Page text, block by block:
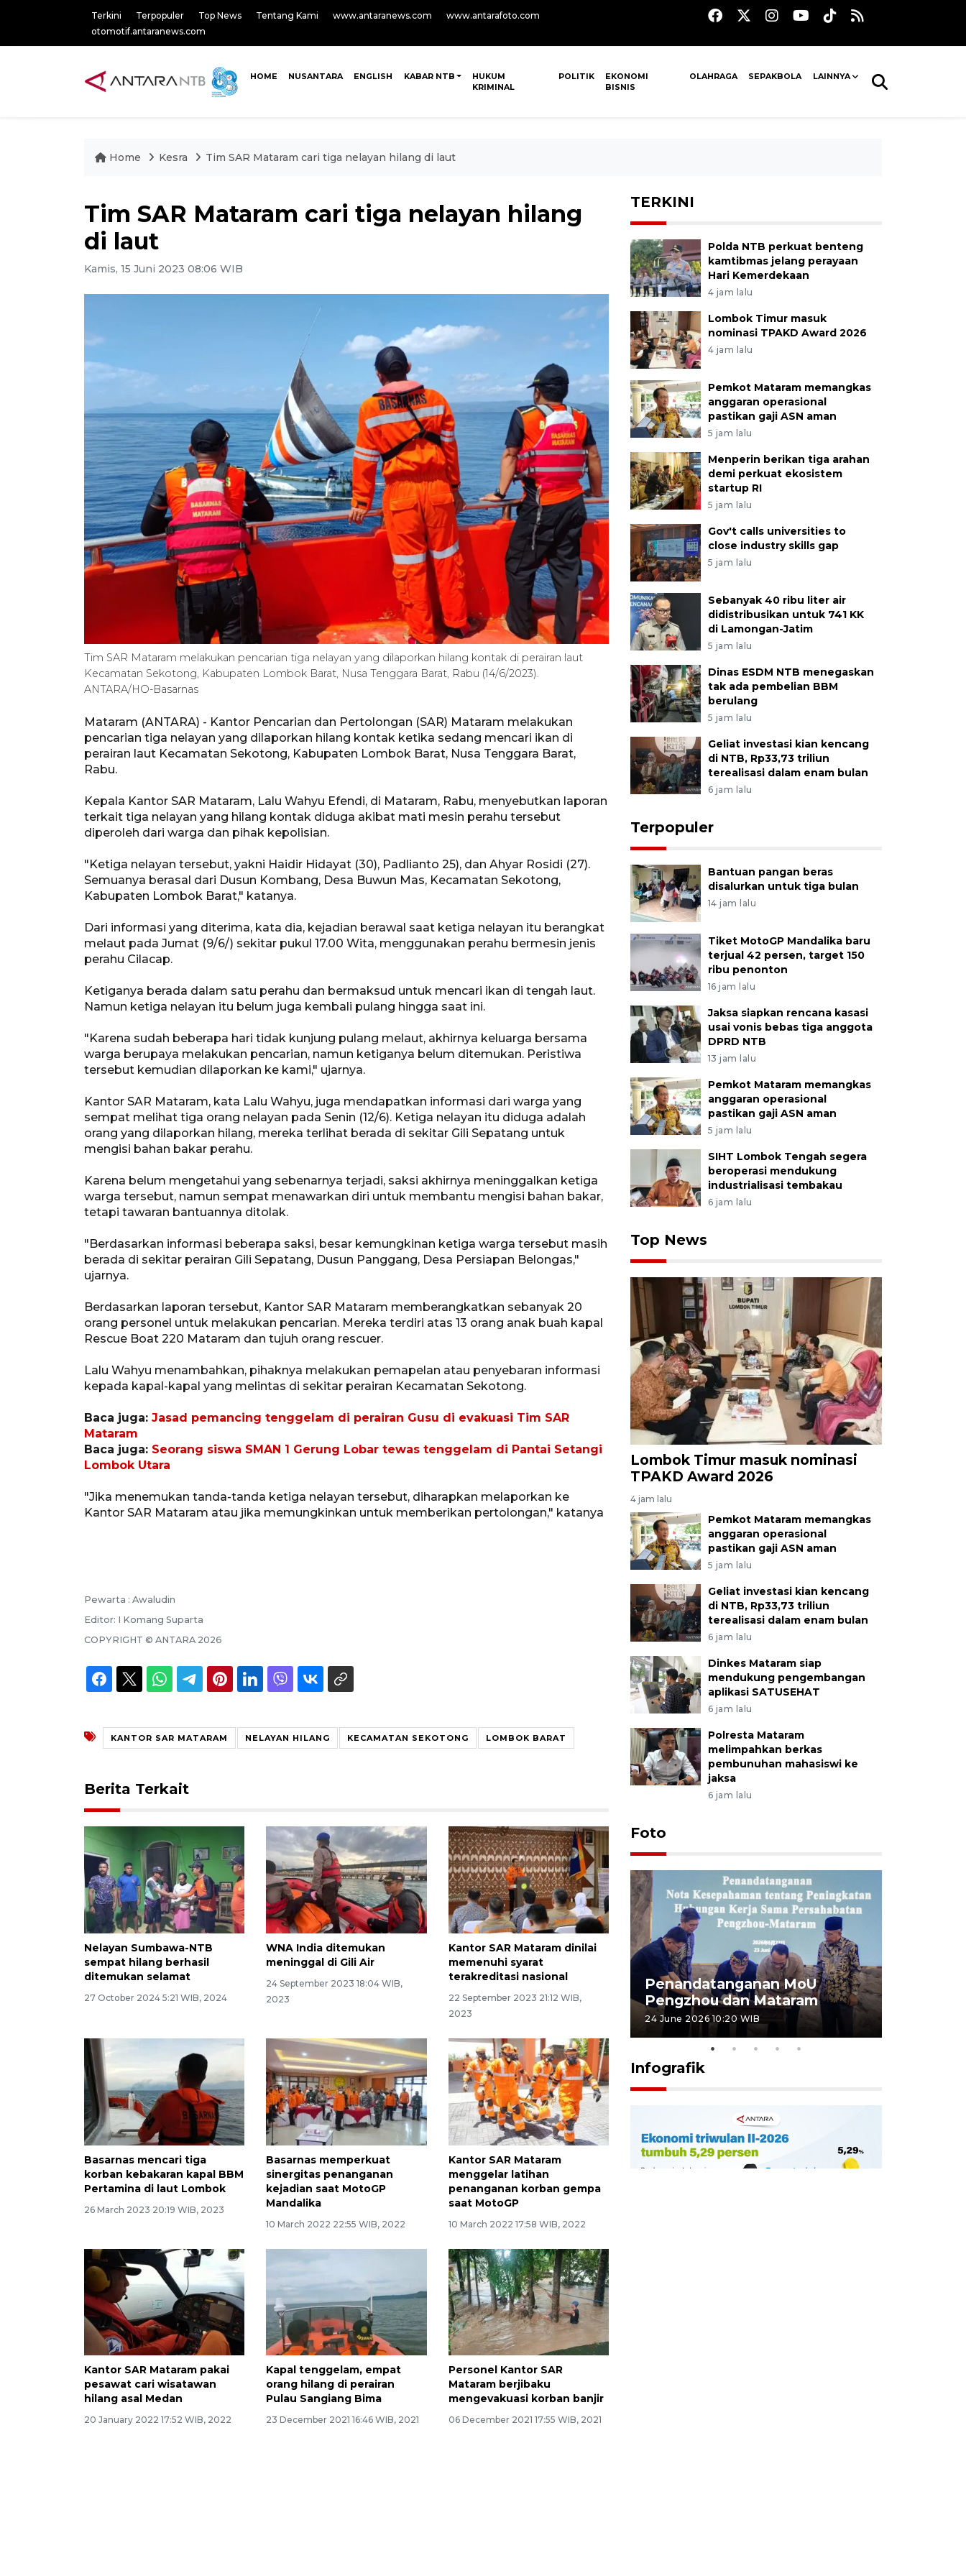
Terkini Terpopuler Top News Tentang Kami www.antaranews.com
www.antarafoto.com
otomotif.antaranews.com
HOME NUSANTARA ENGLISH KABAR NTB
HUKUM
KRIMINAL
POLITIK
EKONOMI
BISNIS
OLAHRAGA SEPAKBOLA LAINNYA
Home Kesra Tim SAR Mataram cari tiga nelayan hilang di laut
Tim SAR Mataram cari tiga nelayan hilang
di laut
Kamis, 15 Juni 2023 08:06 WIB
Tim SAR Mataram melakukan pencarian tiga nelayan yang dilaporkan hilang kontak di perairan laut
Kecamatan Sekotong, Kabupaten Lombok Barat, Nusa Tenggara Barat, Rabu (14/6/2023).
ANTARA/HO-Basarnas
Mataram (ANTARA) - Kantor Pencarian dan Pertolongan (SAR) Mataram melakukan
pencarian tiga nelayan yang dilaporkan hilang kontak ketika sedang mencari ikan di
perairan laut Kecamatan Sekotong, Kabupaten Lombok Barat, Nusa Tenggara Barat,
Rabu.
Kepala Kantor SAR Mataram, Lalu Wahyu Efendi, di Mataram, Rabu, menyebutkan laporan
terkait tiga nelayan yang hilang kontak diduga akibat mati mesin perahu tersebut
diperoleh dari warga dan pihak kepolisian.
"Ketiga nelayan tersebut, yakni Haidir Hidayat (30), Padlianto 25), dan Ahyar Rosidi (27).
Semuanya berasal dari Dusun Kombang, Desa Buwun Mas, Kecamatan Sekotong,
Kabupaten Lombok Barat," katanya.
Dari informasi yang diterima, kata dia, kejadian berawal saat ketiga nelayan itu berangkat
melaut pada Jumat (9/6/) sekitar pukul 17.00 Wita, menggunakan perahu bermesin jenis
perahu Cilacap.
Ketiganya berada dalam satu perahu dan bermaksud untuk mencari ikan di tengah laut.
Namun ketiga nelayan itu belum juga kembali pulang hingga saat ini.
"Karena sudah beberapa hari tidak kunjung pulang melaut, akhirnya keluarga bersama
warga berupaya melakukan pencarian, namun ketiganya belum ditemukan. Peristiwa
tersebut kemudian dilaporkan ke kami," ujarnya.
Kantor SAR Mataram, kata Lalu Wahyu, juga mendapatkan informasi dari warga yang
sempat melihat tiga orang nelayan pada Senin (12/6). Ketiga nelayan itu diduga adalah
orang yang dilaporkan hilang, mereka terlihat berada di sekitar Gili Sepatang untuk
mengisi bahan bakar perahu.
Karena belum mengetahui yang sebenarnya terjadi, saksi akhirnya meninggalkan ketiga
warga tersebut, namun sempat menawarkan diri untuk membantu mengisi bahan bakar,
tetapi tawaran bantuannya ditolak.
"Berdasarkan informasi beberapa saksi, besar kemungkinan ketiga warga tersebut masih
berada di sekitar perairan Gili Sepatang, Dusun Panggang, Desa Persiapan Belongas,"
ujarnya.
Berdasarkan laporan tersebut, Kantor SAR Mataram memberangkatkan sebanyak 20
orang personel untuk melakukan pencarian. Mereka terdiri atas 13 orang anak buah kapal
Rescue Boat 220 Mataram dan tujuh orang rescuer.
Lalu Wahyu menambahkan, pihaknya melakukan pemapelan atau penyebaran informasi
kepada kapal-kapal yang melintas di sekitar perairan Kecamatan Sekotong.
Baca juga: Jasad pemancing tenggelam di perairan Gusu di evakuasi Tim SAR
Mataram
Baca juga: Seorang siswa SMAN 1 Gerung Lobar tewas tenggelam di Pantai Setangi
Lombok Utara
"Jika menemukan tanda-tanda ketiga nelayan tersebut, diharapkan melaporkan ke
Kantor SAR Mataram atau jika memungkinkan untuk memberikan pertolongan," katanya
Pewarta : Awaludin
Editor: I Komang Suparta
COPYRIGHT © ANTARA 2026
KANTOR SAR MATARAM NELAYAN HILANG KECAMATAN SEKOTONG LOMBOK BARAT
Berita Terkait
Nelayan Sumbawa-NTB
sempat hilang berhasil
ditemukan selamat
27 October 2024 5:21 WIB, 2024
WNA India ditemukan
meninggal di Gili Air
24 September 2023 18:04 WIB,
2023
Kantor SAR Mataram dinilai
memenuhi syarat
terakreditasi nasional
22 September 2023 21:12 WIB,
2023
Basarnas mencari tiga
korban kebakaran kapal BBM
Pertamina di laut Lombok
26 March 2023 20:19 WIB, 2023
Basarnas memperkuat
sinergitas penanganan
kejadian saat MotoGP
Mandalika
10 March 2022 22:55 WIB, 2022
Kantor SAR Mataram
menggelar latihan
penanganan korban gempa
saat MotoGP
10 March 2022 17:58 WIB, 2022
Kantor SAR Mataram pakai
pesawat cari wisatawan
hilang asal Medan
20 January 2022 17:52 WIB, 2022
Kapal tenggelam, empat
orang hilang di perairan
Pulau Sangiang Bima
23 December 2021 16:46 WIB, 2021
Personel Kantor SAR
Mataram berjibaku
mengevakuasi korban banjir
06 December 2021 17:55 WIB, 2021
TERKINI
Polda NTB perkuat benteng
kamtibmas jelang perayaan
Hari Kemerdekaan
4 jam lalu
Lombok Timur masuk
nominasi TPAKD Award 2026
4 jam lalu
Pemkot Mataram memangkas
anggaran operasional
pastikan gaji ASN aman
5 jam lalu
Menperin berikan tiga arahan
demi perkuat ekosistem
startup RI
5 jam lalu
Gov't calls universities to
close industry skills gap
5 jam lalu
Sebanyak 40 ribu liter air
didistribusikan untuk 741 KK
di Lamongan-Jatim
5 jam lalu
Dinas ESDM NTB menegaskan
tak ada pembelian BBM
berulang
5 jam lalu
Geliat investasi kian kencang
di NTB, Rp33,73 triliun
terealisasi dalam enam bulan
6 jam lalu
Terpopuler
Bantuan pangan beras
disalurkan untuk tiga bulan
14 jam lalu
Tiket MotoGP Mandalika baru
terjual 42 persen, target 150
ribu penonton
16 jam lalu
Jaksa siapkan rencana kasasi
usai vonis bebas tiga anggota
DPRD NTB
13 jam lalu
Pemkot Mataram memangkas
anggaran operasional
pastikan gaji ASN aman
5 jam lalu
SIHT Lombok Tengah segera
beroperasi mendukung
industrialisasi tembakau
6 jam lalu
Top News
Lombok Timur masuk nominasi
TPAKD Award 2026
4 jam lalu
Pemkot Mataram memangkas
anggaran operasional
pastikan gaji ASN aman
5 jam lalu
Geliat investasi kian kencang
di NTB, Rp33,73 triliun
terealisasi dalam enam bulan
6 jam lalu
Dinkes Mataram siap
mendukung pengembangan
aplikasi SATUSEHAT
6 jam lalu
Polresta Mataram
melimpahkan berkas
pembunuhan mahasiswi ke
jaksa
6 jam lalu
Foto
Sidang putusan terdakwa
pembunuhan Brigadir Nurhadi
10 March 2026 12:55 WIB
Penandatanganan MoU
Pengzhou dan Mataram
24 June 2026 10:20 WIB
Infografik